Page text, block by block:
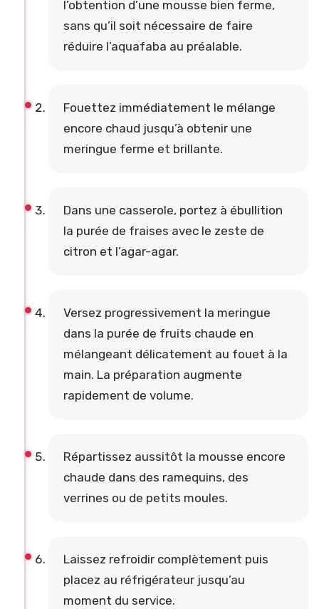
l’obtention d’une mousse bien ferme,
sans qu’il soit nécessaire de faire
réduire l’aquafaba au préalable.
Fouettez immédiatement le mélange
encore chaud jusqu’à obtenir une
meringue ferme et brillante.
Dans une casserole, portez à ébullition
la purée de fraises avec le zeste de
citron et l’agar-agar.
Versez progressivement la meringue
dans la purée de fruits chaude en
mélangeant délicatement au fouet à la
main. La préparation augmente
rapidement de volume.
Répartissez aussitôt la mousse encore
chaude dans des ramequins, des
verrines ou de petits moules.
Laissez refroidir complètement puis
placez au réfrigérateur jusqu’au
moment du service.